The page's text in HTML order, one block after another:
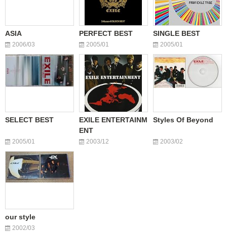
ASIA
2006/03
PERFECT BEST
2005/01
SINGLE BEST
2005/01
SELECT BEST
2005/01
EXILE ENTERTAINM
ENT
2003/12
Styles Of Beyond
2003/02
our style
2002/03